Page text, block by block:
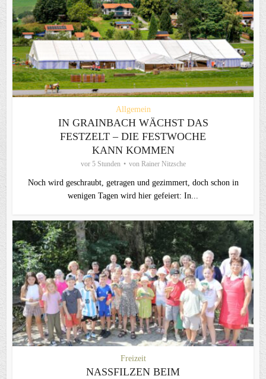
Allgemein
IN GRAINBACH WÄCHST DAS
FESTZELT – DIE FESTWOCHE
KANN KOMMEN
vor 5 Stunden von Rainer Nitzsche
Noch wird geschraubt, getragen und gezimmert, doch schon in
wenigen Tagen wird hier gefeiert: In...
Freizeit
NASSFILZEN BEIM